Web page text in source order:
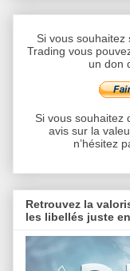
Si vous
Trading vous
un don
Si vous souhaitez
avis sur la
n’hésitez
Retrouvez la
les libellés juste